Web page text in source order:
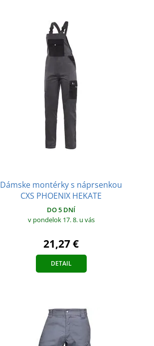
Dámske montérky s náprsenkou
CXS PHOENIX HEKATE
DO 5 DNÍ
v pondelok 17. 8. u vás
21,27 €
DETAIL